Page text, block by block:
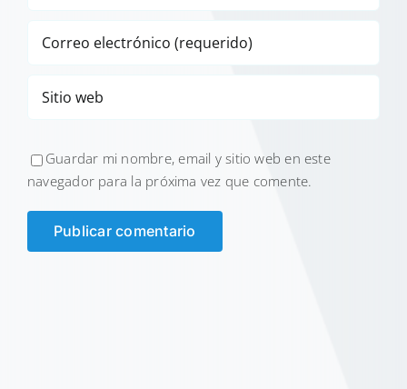
Guardar mi nombre, email y sitio web en este
navegador para la próxima vez que comente.